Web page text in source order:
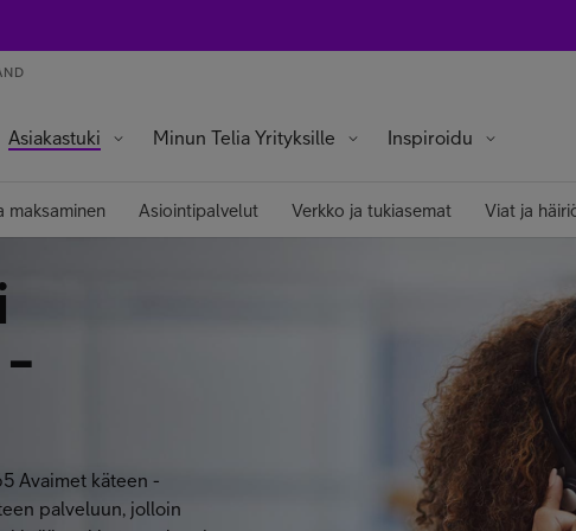
Asiakastuki Minun Telia Yrityksille Inspiroidu
maksaminen Asiointipalvelut Verkko ja tukiasemat Viat ja
Avaimet käteen -
palveluun, jolloin